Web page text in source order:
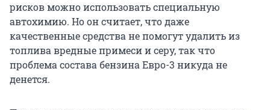
рисков можно использовать специальную
автохимию. Но он считает, что даже
качественные средства не помогут удалить из
топлива вредные примеси и серу, так что
проблема состава бензина Евро-3 никуда не
денется.